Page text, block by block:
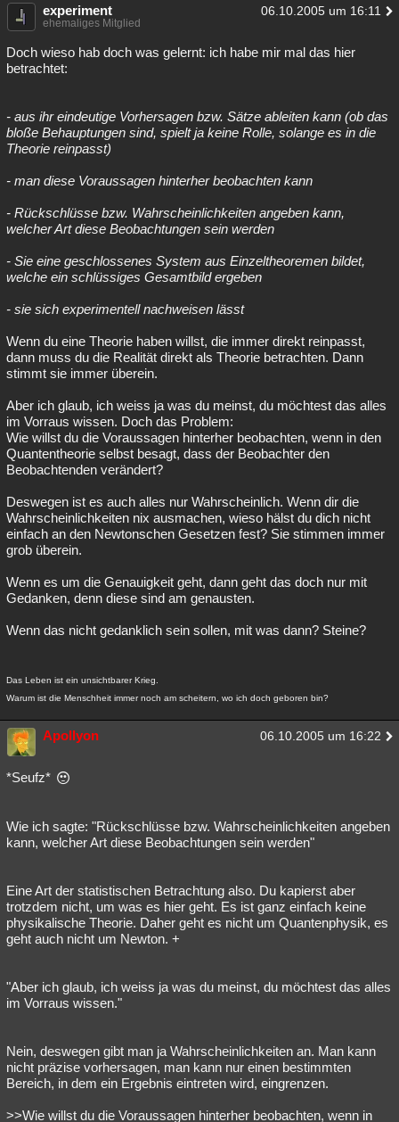
experiment 06.10.2005 um 16:11
ehemaliges Mitglied
Doch wieso hab doch was gelernt: ich habe mir mal das hier
betrachtet:
- aus ihr eindeutige Vorhersagen bzw. Sätze ableiten kann (ob das
bloße Behauptungen sind, spielt ja keine Rolle, solange es in die
Theorie reinpasst)
- man diese Voraussagen hinterher beobachten kann
- Rückschlüsse bzw. Wahrscheinlichkeiten angeben kann,
welcher Art diese Beobachtungen sein werden
- Sie eine geschlossenes System aus Einzeltheoremen bildet,
welche ein schlüssiges Gesamtbild ergeben
- sie sich experimentell nachweisen lässt
Wenn du eine Theorie haben willst, die immer direkt reinpasst,
dann muss du die Realität direkt als Theorie betrachten. Dann
stimmt sie immer überein.
Aber ich glaub, ich weiss ja was du meinst, du möchtest das alles
im Vorraus wissen. Doch das Problem:
Wie willst du die Voraussagen hinterher beobachten, wenn in den
Quantentheorie selbst besagt, dass der Beobachter den
Beobachtenden verändert?
Deswegen ist es auch alles nur Wahrscheinlich. Wenn dir die
Wahrscheinlichkeiten nix ausmachen, wieso hälst du dich nicht
einfach an den Newtonschen Gesetzen fest? Sie stimmen immer
grob überein.
Wenn es um die Genauigkeit geht, dann geht das doch nur mit
Gedanken, denn diese sind am genausten.
Wenn das nicht gedanklich sein sollen, mit was dann? Steine?
Das Leben ist ein unsichtbarer Krieg.
Warum ist die Menschheit immer noch am scheitern, wo ich doch geboren bin?
Apollyon 06.10.2005 um 16:22
*Seufz*
Wie ich sagte: "Rückschlüsse bzw. Wahrscheinlichkeiten angeben
kann, welcher Art diese Beobachtungen sein werden"
Eine Art der statistischen Betrachtung also. Du kapierst aber
trotzdem nicht, um was es hier geht. Es ist ganz einfach keine
physikalische Theorie. Daher geht es nicht um Quantenphysik, es
geht auch nicht um Newton. +
"Aber ich glaub, ich weiss ja was du meinst, du möchtest das alles
im Vorraus wissen."
Nein, deswegen gibt man ja Wahrscheinlichkeiten an. Man kann
nicht präzise vorhersagen, man kann nur einen bestimmten
Bereich, in dem ein Ergebnis eintreten wird, eingrenzen.
>>Wie willst du die Voraussagen hinterher beobachten, wenn in